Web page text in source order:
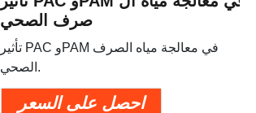
صرف الصحي
تأثير PAC وPAM في معالجة مياه الصرف
الصحي.
احصل على السعر